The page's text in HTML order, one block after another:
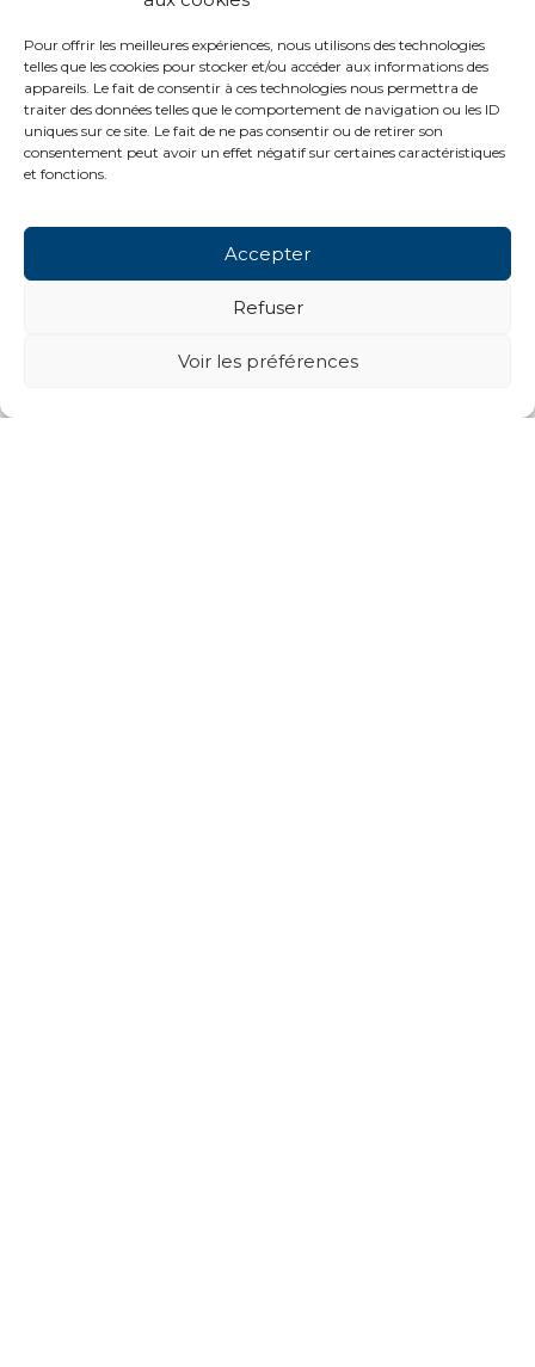
Pour offrir les meilleures expériences, nous utilisons des technologies
telles que les cookies pour stocker et/ou accéder aux informations des
appareils. Le fait de consentir à ces technologies nous permettra de
traiter des données telles que le comportement de navigation ou les ID
uniques sur ce site. Le fait de ne pas consentir ou de retirer son
consentement peut avoir un effet négatif sur certaines caractéristiques
et fonctions.
Accepter
Refuser
Voir les préférences
Next projects